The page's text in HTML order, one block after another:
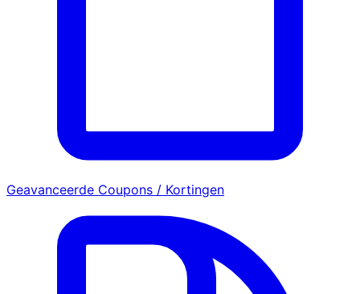
Geavanceerde Coupons / Kortingen